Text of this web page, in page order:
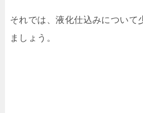
それでは、液化仕込みについて
ましょう。